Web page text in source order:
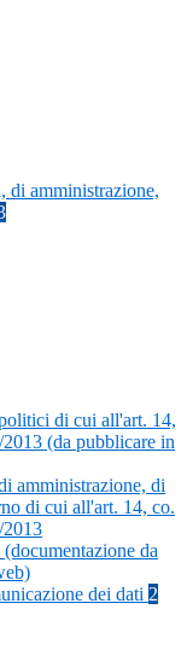
amministrazione,
di cui all'art. 14,
(da pubblicare in
amministrazione, di
di cui all'art. 14, co.
2013
da
dei dati 2